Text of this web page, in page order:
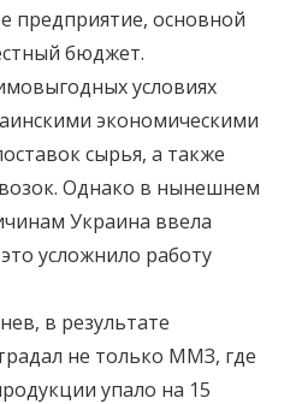
основной
бюджет.
условиях
экономическими
сырья, а также
Однако в нынешнем
Украина ввела
усложнило работу
в результате
не только ММЗ, где
упало на 15